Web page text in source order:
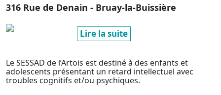
316 Rue de Denain - Bruay-la-Buissière
Lire la suite
Le SESSAD de l’Artois est destiné à des enfants et
adolescents présentant un retard intellectuel avec
troubles cognitifs et/ou psychiques.